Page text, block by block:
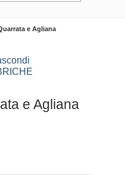
e Agliana
e Agliana